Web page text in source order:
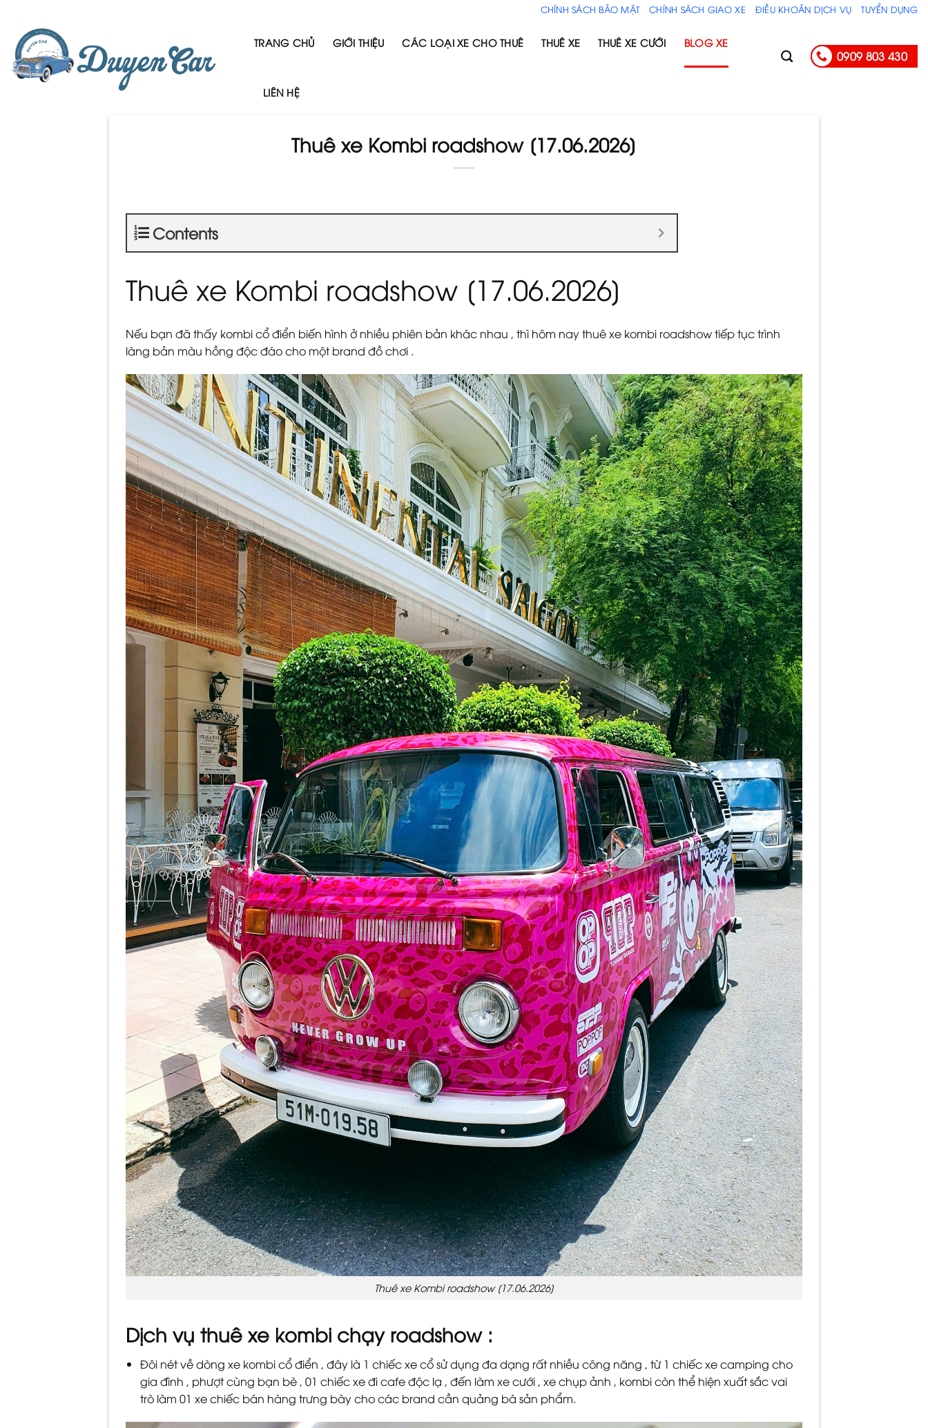
content
CHÍNH SÁCH BẢO MẬT CHÍNH SÁCH GIAO XE ĐIỀU KHOẢN DỊCH VỤ TUYỂN DỤNG
TRANG CHỦ GIỚI THIỆU CÁC LOẠI XE CHO THUÊ THUÊ XE THUÊ XE CƯỚI BLOG XE
LIÊN HỆ
0909 803 430
Thuê xe Kombi roadshow [17.06.2026]
Contents
Thuê xe Kombi roadshow [17.06.2026]
Nếu bạn đã thấy kombi cổ điển biến hình ở nhiều phiên bản khác nhau , thì hôm nay thuê xe kombi roadshow tiếp tục trình
làng bản màu hồng độc đáo cho một brand đồ chơi .
Thuê xe Kombi roadshow [17.06.2026]
Dịch vụ thuê xe kombi chạy roadshow :
Đôi nét về dòng xe kombi cổ điển , đây là 1 chiếc xe cổ sử dụng đa dạng rất nhiều công năng , từ 1 chiếc xe camping cho
gia đình , phượt cùng bạn bè , 01 chiếc xe đi cafe độc lạ , đến làm xe cưới , xe chụp ảnh , kombi còn thể hiện xuất sắc vai
trò làm 01 xe chiếc bán hàng trưng bày cho các brand cần quảng bá sản phẩm.